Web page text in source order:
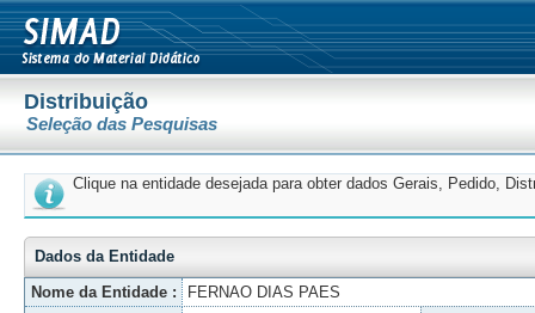
Distribuição
Seleção das Pesquisas
Clique na entidade desejada para obter dados Gerais, Pedido,
Dados da Entidade
Nome da Entidade :
FERNAO DIAS PAES